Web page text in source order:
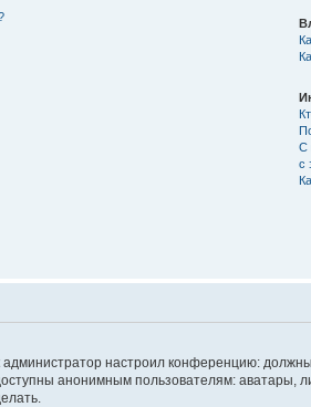
С
с
администратор настроил конференцию:
анонимным пользователям: аватары,